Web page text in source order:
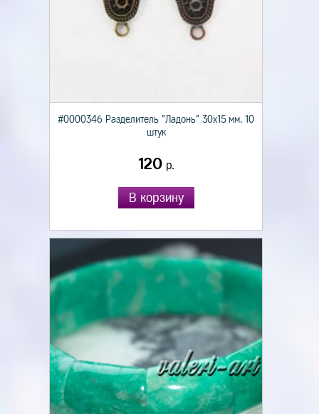
#0000346 Разделитель "Ладонь" 30х15 мм. 10
штук
120р.
В корзину